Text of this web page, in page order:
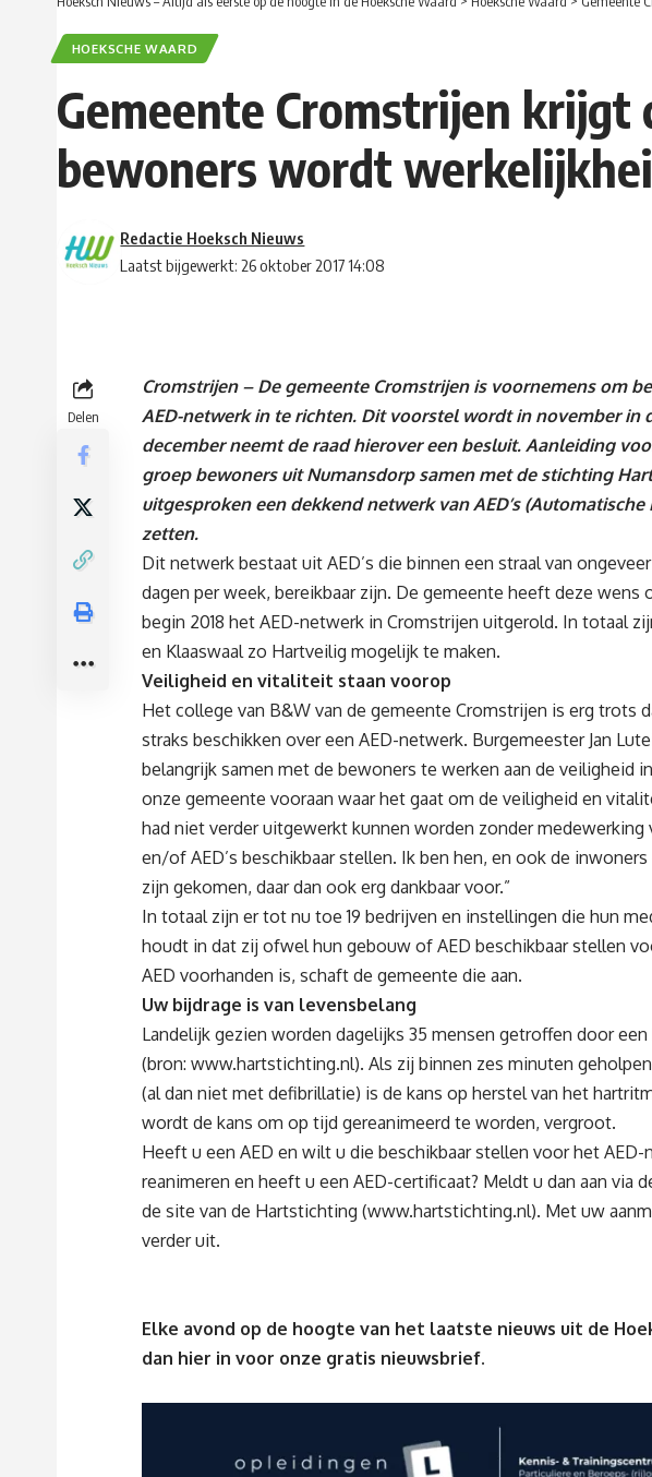
HOEKSCHE WAARD
Gemeente Cromstrijen krijgt
bewoners wordt
Laatst bijgewerkt: 26 oktober 2017 14:08
Redactie Hoeksch Nieuws
Delen
Cromstrijen – De gemeente Cromstrijen is voornemens om
AED-netwerk in te richten. Dit voorstel wordt in november in
december neemt de raad hierover een besluit. Aanleiding
groep bewoners uit Numansdorp samen met de stichting
uitgesproken een dekkend netwerk van AED’s
zetten.
Dit netwerk bestaat uit AED’s die binnen een straal van
dagen per week, bereikbaar zijn. De gemeente heeft deze wens
begin 2018 het AED-netwerk in Cromstrijen uitgerold. In totaal
en Klaaswaal zo Hartveilig mogelijk te maken.
Veiligheid en vitaliteit staan voorop
Het college van B&W van de gemeente Cromstrijen is erg trots
straks beschikken over een AED-netwerk. Burgemeester Jan
belangrijk samen met de bewoners te werken aan de veiligheid
onze gemeente vooraan waar het gaat om de veiligheid en
had niet verder uitgewerkt kunnen worden zonder medewerking
en/of AED’s beschikbaar stellen. Ik ben hen, en ook de
zijn gekomen, daar dan ook erg dankbaar voor.”
In totaal zijn er tot nu toe 19 bedrijven en instellingen die hun
houdt in dat zij ofwel hun gebouw of AED beschikbaar stellen
AED voorhanden is, schaft de gemeente die aan.
Uw bijdrage is van levensbelang
Landelijk gezien worden dagelijks 35 mensen getroffen door
(bron: www.hartstichting.nl). Als zij binnen zes minuten
(al dan niet met defibrillatie) is de kans op herstel van het
wordt de kans om op tijd gereanimeerd te worden, vergroot.
Heeft u een AED en wilt u die beschikbaar stellen voor het
reanimeren en heeft u een AED-certificaat? Meldt u dan aan via
de site van de Hartstichting (www.hartstichting.nl). Met uw
verder uit.
Elke avond op de hoogte van het laatste nieuws uit de
dan hier in voor onze gratis nieuwsbrief.